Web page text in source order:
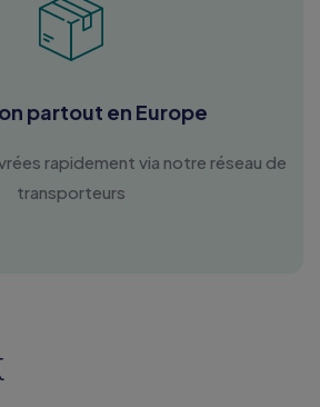
partout en Europe
rapidement via notre réseau de
transporteurs